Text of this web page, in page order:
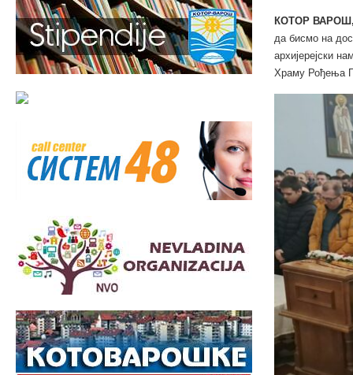
КОТОР
да бисмо на
архијерејски
Храму Рођења